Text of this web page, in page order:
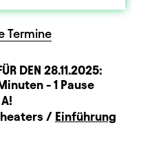
Termine
DEN 28.11.2025:
- 1 Pause
A!
/ Einführung